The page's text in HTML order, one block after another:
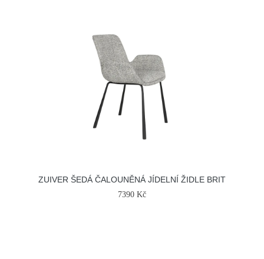
ZUIVER ŠEDÁ ČALOUNĚNÁ JÍDELNÍ ŽIDLE BRIT
7390 Kč